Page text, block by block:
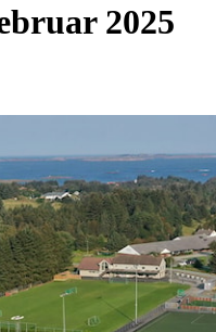
2025